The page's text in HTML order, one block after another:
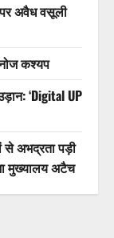
अवैध वसूली
कश्यप
‘Digital UP
से अभद्रता पड़ी
मुख्यालय अटैच